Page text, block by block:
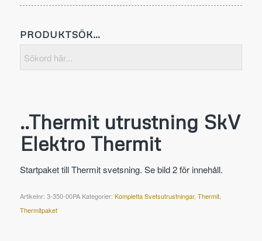
PRODUKTSÖK…
..Thermit utrustning SkV
Elektro Thermit
Startpaket till Thermit svetsning. Se bild 2 för innehåll.
Artikelnr: 3-350-00PA Kategorier: Kompletta Svetsutrustningar, Thermit,
Thermitpaket